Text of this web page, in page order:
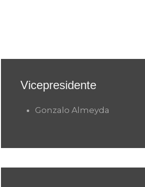
Vicepresidente
Gonzalo Almeyda